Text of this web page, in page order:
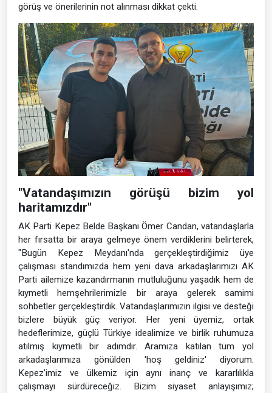
görüş ve önerilerinin not alınması dikkat çekti.
"Vatandaşımızın görüşü bizim yol
haritamızdır"
AK Parti Kepez Belde Başkanı Ömer Candan, vatandaşlarla
her fırsatta bir araya gelmeye önem verdiklerini belirterek,
"Bugün Kepez Meydanı'nda gerçekleştirdiğimiz üye
çalışması standımızda hem yeni dava arkadaşlarımızı AK
Parti ailemize kazandırmanın mutluluğunu yaşadık hem de
kıymetli hemşehrilerimizle bir araya gelerek samimi
sohbetler gerçekleştirdik. Vatandaşlarımızın ilgisi ve desteği
bizlere büyük güç veriyor. Her yeni üyemiz, ortak
hedeflerimize, güçlü Türkiye idealimize ve birlik ruhumuza
atılmış kıymetli bir adımdır. Aramıza katılan tüm yol
arkadaşlarımıza gönülden 'hoş geldiniz' diyorum.
Kepez'imiz ve ülkemiz için aynı inanç ve kararlılıkla
çalışmayı sürdüreceğiz. Bizim siyaset anlayışımız;